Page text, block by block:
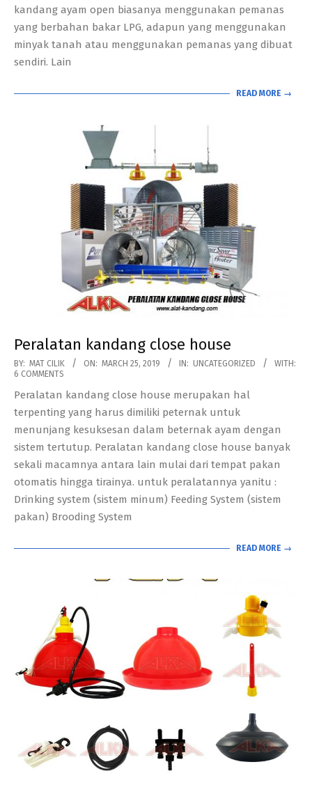
kandang ayam open biasanya menggunakan pemanas
yang berbahan bakar LPG, adapun yang menggunakan
minyak tanah atau menggunakan pemanas yang dibuat
sendiri. Lain
READ MORE →
Peralatan kandang close house
2019-
03-
25
BY: MAT CILIK ON: MARCH 25, 2019 IN: UNCATEGORIZED
WITH:
6 COMMENTS
Peralatan kandang close house merupakan hal
terpenting yang harus dimiliki peternak untuk
menunjang kesuksesan dalam beternak ayam dengan
sistem tertutup. Peralatan kandang close house banyak
sekali macamnya antara lain mulai dari tempat pakan
otomatis hingga tirainya. untuk peralatannya yanitu :
Drinking system (sistem minum) Feeding System (sistem
pakan) Brooding System
READ MORE →